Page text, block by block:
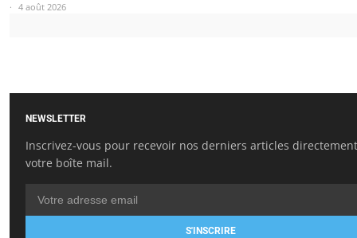
4 août 2026
NEWSLETTER
Inscrivez-vous pour recevoir nos derniers articles
votre boîte mail.
S'INSCRIRE